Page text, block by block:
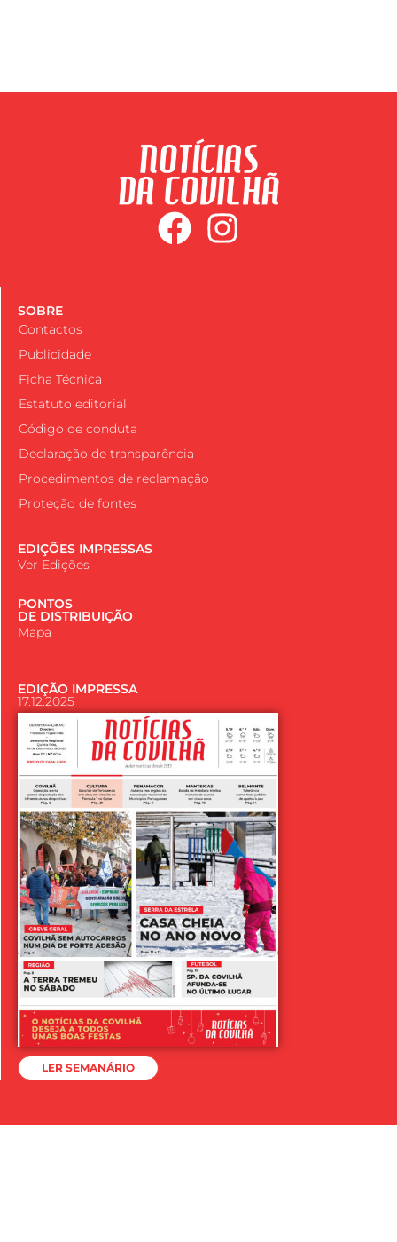
SOBRE
Contactos
Publicidade
Ficha Técnica
Estatuto editorial
Código de conduta
Declaração de transparência
Procedimentos de reclamação
Proteção de fontes
EDIÇÕES IMPRESSAS
Ver Edições
PONTOS
DE DISTRIBUIÇÃO
Mapa
EDIÇÃO IMPRESSA
17.12.2025
LER SEMANÁRIO